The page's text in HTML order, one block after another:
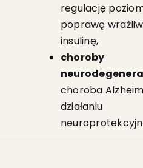
regulację
poprawę
insulinę,
choroby
choroba
działaniu